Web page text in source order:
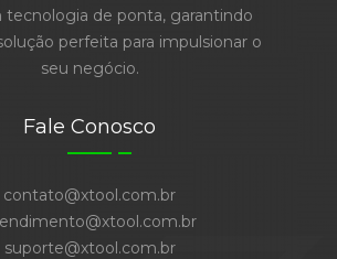
tecnologia de ponta, garantindo
perfeita para impulsionar o
seu negócio.
Fale Conosco
contato@xtool.com.br
suporte@xtool.com.br